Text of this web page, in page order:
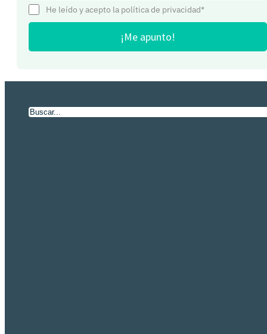
He leído y acepto la política de privacidad*
¡Me apunto!